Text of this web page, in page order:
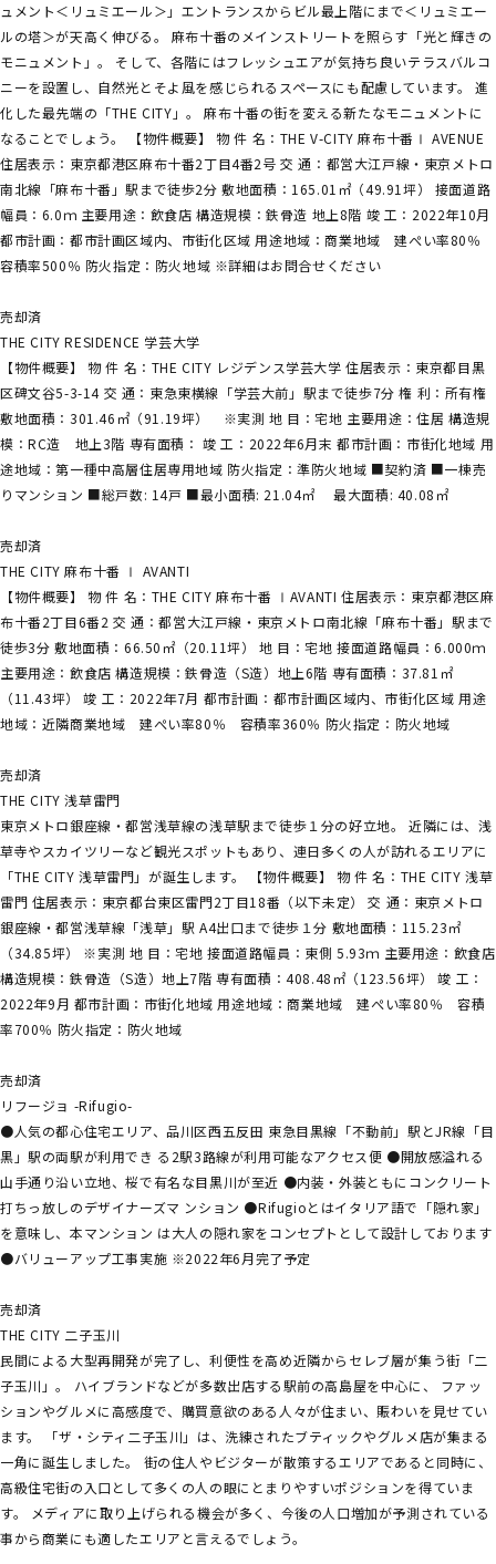
ュメント＜リュミエール＞」エントランスからビル最上階にまで＜リュミエー
ルの塔＞が天高く伸びる。 麻布十番のメインストリートを照らす「光と輝きの
モニュメント」。 そして、各階にはフレッシュエアが気持ち良いテラスバルコ
ニーを設置し、自然光とそよ風を感じられるスペースにも配慮しています。 進
化した最先端の「THE CITY」。 麻布十番の街を変える新たなモニュメントに
なることでしょう。 【物件概要】 物 件 名：THE V-CITY 麻布十番Ⅰ AVENUE
住居表示：東京都港区麻布十番2丁目4番2号 交 通：都営大江戸線・東京メトロ
南北線「麻布十番」駅まで徒歩2分 敷地面積：165.01㎡（49.91坪） 接面道路
幅員：6.0ｍ 主要用途：飲食店 構造規模：鉄骨造 地上8階 竣 工：2022年10月
都市計画：都市計画区域内、市街化区域 用途地域：商業地域 建ぺい率80％
容積率500％ 防火指定：防火地域 ※詳細はお問合せください
売却済
THE CITY RESIDENCE 学芸大学
【物件概要】 物 件 名：THE CITY レジデンス学芸大学 住居表示：東京都目黒
区碑文谷5-3-14 交 通：東急東横線「学芸大前」駅まで徒歩7分 権 利：所有権
敷地面積：301.46㎡（91.19坪） ※実測 地 目：宅地 主要用途：住居 構造規
模：RC造 地上3階 専有面積： 竣 工：2022年6月末 都市計画：市街化地域 用
途地域：第一種中高層住居専用地域 防火指定：準防火地域 ■契約済 ■一棟売
りマンション ■総戸数: 14戸 ■最小面積: 21.04㎡ 最大面積: 40.08㎡
売却済
THE CITY 麻布十番 Ⅰ AVANTI
【物件概要】 物 件 名：THE CITY 麻布十番 ⅠAVANTI 住居表示：東京都港区麻
布十番2丁目6番2 交 通：都営大江戸線・東京メトロ南北線「麻布十番」駅まで
徒歩3分 敷地面積：66.50㎡（20.11坪） 地 目：宅地 接面道路幅員：6.000ｍ
主要用途：飲食店 構造規模：鉄骨造（S造）地上6階 専有面積：37.81㎡
（11.43坪） 竣 工：2022年7月 都市計画：都市計画区域内、市街化区域 用途
地域：近隣商業地域 建ぺい率80％ 容積率360％ 防火指定：防火地域
売却済
THE CITY 浅草雷門
東京メトロ銀座線・都営浅草線の浅草駅まで徒歩１分の好立地。 近隣には、浅
草寺やスカイツリーなど観光スポットもあり、連日多くの人が訪れるエリアに
「THE CITY 浅草雷門」が誕生します。 【物件概要】 物 件 名：THE CITY 浅草
雷門 住居表示：東京都台東区雷門2丁目18番（以下未定） 交 通：東京メトロ
銀座線・都営浅草線「浅草」駅 A4出口まで徒歩１分 敷地面積：115.23㎡
（34.85坪） ※実測 地 目：宅地 接面道路幅員：東側 5.93ｍ 主要用途：飲食店
構造規模：鉄骨造（S造）地上7階 専有面積：408.48㎡（123.56坪） 竣 工：
2022年9月 都市計画：市街化地域 用途地域：商業地域 建ぺい率80％ 容積
率700％ 防火指定：防火地域
売却済
リフージョ -Rifugio-
●人気の都心住宅エリア、品川区西五反田 東急目黒線「不動前」駅とJR線「目
黒」駅の両駅が利用でき る2駅3路線が利用可能なアクセス便 ●開放感溢れる
山手通り沿い立地、桜で有名な目黒川が至近 ●内装・外装ともにコンクリート
打ちっ放しのデザイナーズマ ンション ●Rifugioとはイタリア語で「隠れ家」
を意味し、本マンション は大人の隠れ家をコンセプトとして設計しております
●バリューアップ工事実施 ※2022年6月完了予定
売却済
THE CITY 二子玉川
民間による大型再開発が完了し、利便性を高め近隣からセレブ層が集う街「二
子玉川」。 ハイブランドなどが多数出店する駅前の高島屋を中心に、 ファッ
ションやグルメに高感度で、購買意欲のある人々が住まい、賑わいを見せてい
ます。 「ザ・シティ二子玉川」は、洗練されたブティックやグルメ店が集まる
一角に誕生しました。 街の住人やビジターが散策するエリアであると同時に、
高級住宅街の入口として多くの人の眼にとまりやすいポジションを得ていま
す。 メディアに取り上げられる機会が多く、今後の人口増加が予測されている
事から商業にも適したエリアと言えるでしょう。